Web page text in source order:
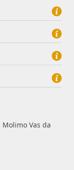
- Virovitica
- Pakrac
na plinskoj
mreži - Lozan
- Osijek
Vas da